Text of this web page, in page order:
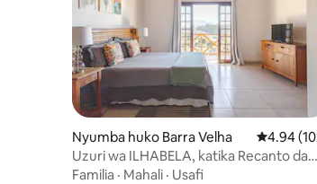
Nyumba huko Barra Velha Ukadiriaji
4.94
Uzuri wa ILHABELA, katika Recanto da
Jô!
Familia · Mahali · Usafi